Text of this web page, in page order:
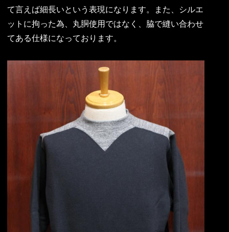
て言えば細長いという表現になります。また、シルエ
ットに拘った為、丸胴使用ではなく、脇で縫い合わせ
てある仕様になっております。